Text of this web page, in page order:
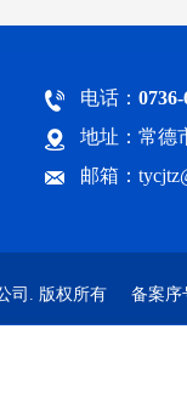
电话：
地址：常德
邮箱：
司. 版权所有 备案序